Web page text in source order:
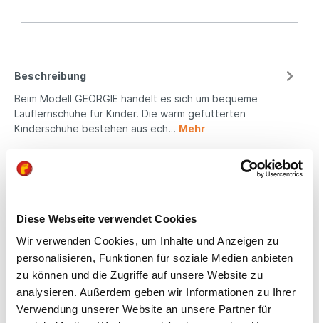
Diese Webseite verwendet Cookies
Wir verwenden Cookies, um Inhalte und Anzeigen zu
personalisieren, Funktionen für soziale Medien anbieten
zu können und die Zugriffe auf unsere Website zu
analysieren. Außerdem geben wir Informationen zu Ihrer
Verwendung unserer Website an unsere Partner für
Beschreibung
Beim Modell GEORGIE handelt es sich um bequeme
Lauflernschuhe für Kinder. Die warm gefütterten
Kinderschuhe bestehen aus ech… Mehr
Kindgerechte
Passform
All unsere Schuhe sind